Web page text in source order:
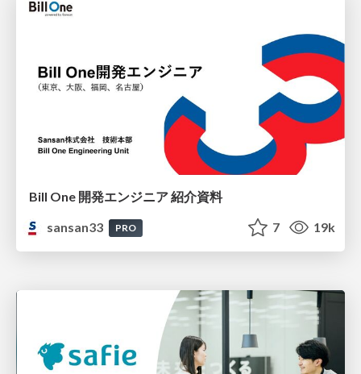
Bill One 開発エンジニア 紹介資料
sansan33
PRO 7 19k